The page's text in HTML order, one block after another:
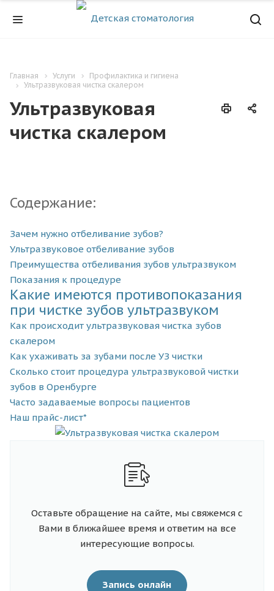
Главная Услуги
Профилактика и гигиена
Ультразвуковая чистка скалером
Ультразвуковая
чистка скалером
Содержание:
Зачем нужно отбеливание зубов?
Ультразвуковое отбеливание зубов
Преимущества отбеливания зубов ультразвуком
Показания к процедуре
Какие имеются противопоказания
при чистке зубов ультразвуком
Как происходит ультразвуковая чистка зубов
скалером
Как ухаживать за зубами после УЗ чистки
Сколько стоит процедура ультразвуковой чистки
зубов в Оренбурге
Часто задаваемые вопросы пациентов
Наш прайс-лист*
Оставьте обращение на сайте, мы свяжемся с
Вами в ближайшее время и ответим на все
интересующие вопросы.
Запись онлайн